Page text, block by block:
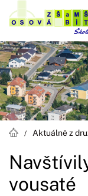
Aktuálně z
vousaté